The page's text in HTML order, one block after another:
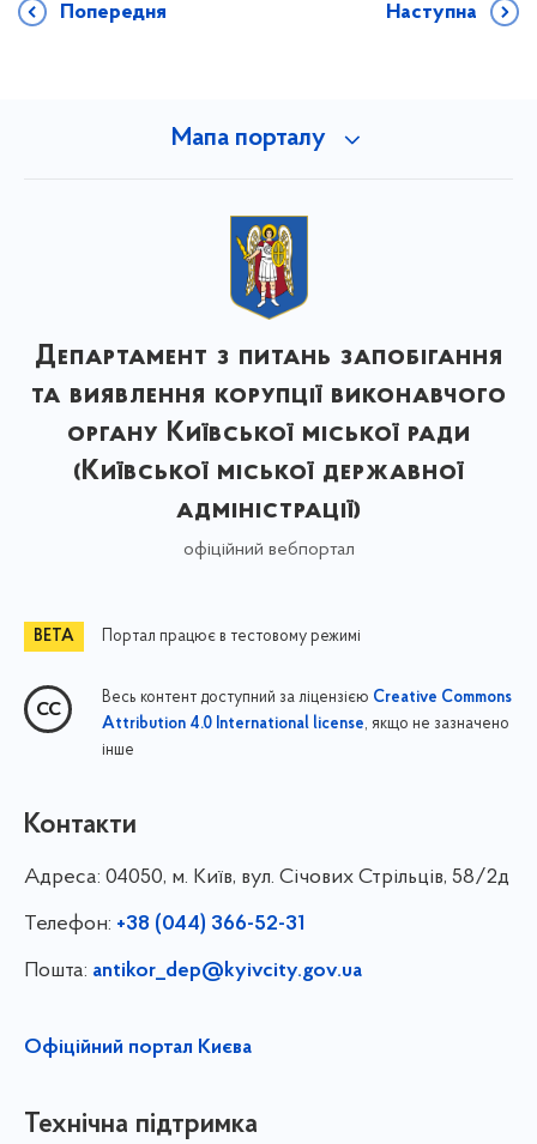
Попередня Наступна
Мапа порталу
Департамент з питань запобігання
та виявлення корупції виконавчого
органу Київської міської ради
(Київської міської державної
адміністрації)
офіційний вебпортал
Портал працює в тестовому режимі
Весь контент доступний за ліцензією Creative Commons
Attribution 4.0 International license, якщо не зазначено
інше
Контакти
Адреса: 04050, м. Київ, вул. Січових Стрільців, 58/2д
Телефон: +38 (044) 366-52-31
Пошта: antikor_dep@kyivcity.gov.ua
Офіційний портал Києва
Технічна підтримка